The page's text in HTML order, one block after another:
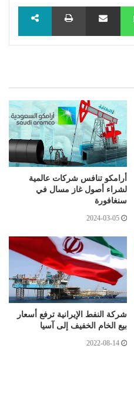
WhatsAppمشاركة عبر البريد طباعة
أرامكو تنافس شركات عالمية
لشراء أصول غاز مسال في
سنغافورة
2024-03-05
شركة النفط الإيرانية ترفع أسعار
بيع الخام الخفيف إلى آسيا
2022-08-14